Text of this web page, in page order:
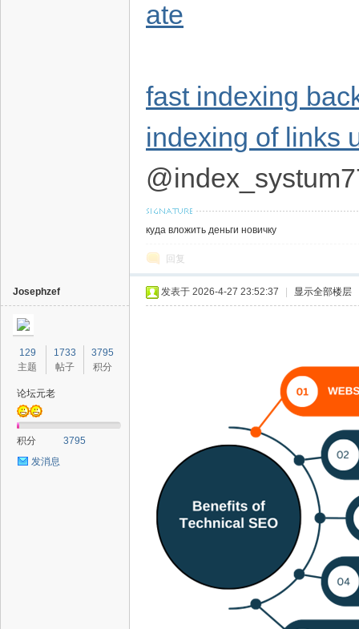
ate
fast indexing
indexing of links
куда вложить деньги новичку
回复
Josephzef
129
主题
1733
帖子
3795
积分
论坛元老
积分
3795
发消息
发表于 2026-4-27 23:52:37 显示全部楼层